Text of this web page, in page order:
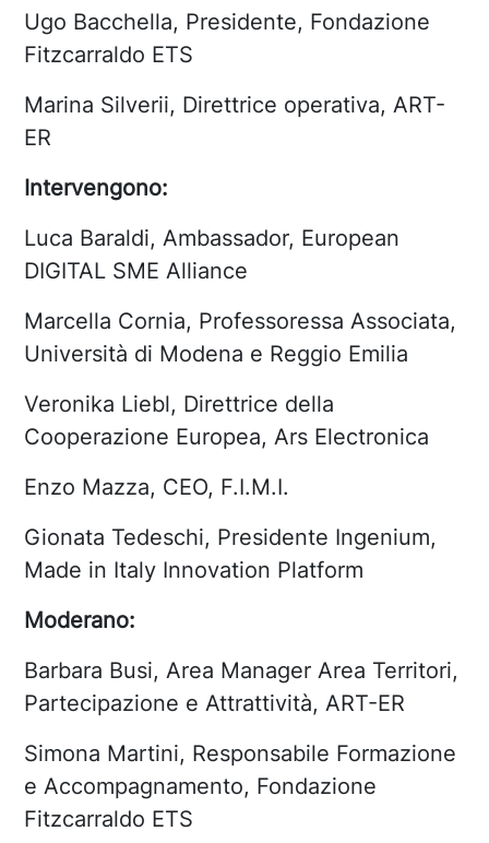
Ugo Bacchella, Presidente, Fondazione
Fitzcarraldo ETS
Marina Silverii, Direttrice operativa, ART-
ER
Intervengono:
Luca Baraldi, Ambassador, European
DIGITAL SME Alliance
Marcella Cornia, Professoressa Associata,
Università di Modena e Reggio Emilia
Veronika Liebl, Direttrice della
Cooperazione Europea, Ars Electronica
Enzo Mazza, CEO, F.I.M.I.
Gionata Tedeschi, Presidente Ingenium,
Made in Italy Innovation Platform
Moderano:
Barbara Busi, Area Manager Area Territori,
Partecipazione e Attrattività, ART-ER
Simona Martini, Responsabile Formazione
e Accompagnamento, Fondazione
Fitzcarraldo ETS